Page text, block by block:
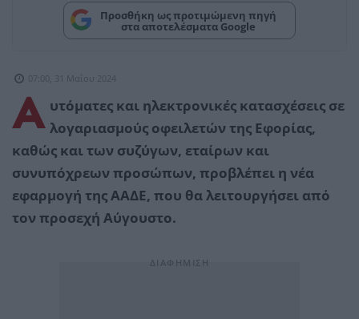
Προσθήκη ως προτιμώμενη πηγή
στα αποτελέσματα Google
07:00, 31 Μαΐου 2024
Α υτόματες και ηλεκτρονικές κατασχέσεις σε
λογαριασμούς οφειλετών της Εφορίας,
καθώς και των συζύγων, εταίρων και
συνυπόχρεων προσώπων, προβλέπει η νέα
εφαρμογή της ΑΑΔΕ, που θα λειτουργήσει από
τον προσεχή Αύγουστο.